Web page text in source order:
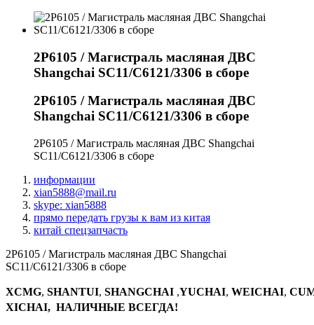
2P6105 / Магистраль масляная ДВС
Shangchai SC11/C6121/3306 в сборе
2P6105 / Магистраль масляная ДВС
Shangchai SC11/C6121/3306 в сборе
2P6105 / Магистраль масляная ДВС Shangchai
SC11/C6121/3306 в сборе
информации
xian5888@mail.ru
skype: xian5888
прямо передать грузы к вам из китая
китай спецзапчасть
2P6105 / Магистраль масляная ДВС Shangchai
SC11/C6121/3306 в сборе
XCMG, SHANTUI, SHANGCHAI ,YUCHAI, WEICHAI,
XICHAI, НАЛИЧНЫЕ ВСЕГДА!